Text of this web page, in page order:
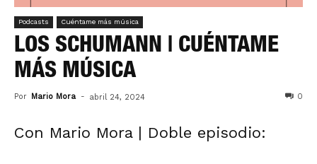
Podcasts Cuéntame más música
LOS SCHUMANN | CUÉNTAME
MÁS MÚSICA
Por Mario Mora - abril 24, 2024 0
Con Mario Mora | Doble episodio: